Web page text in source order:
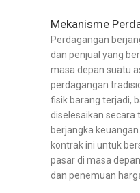
Mekanisme
Perdagangan
dan penjual yang
masa depan suatu
perdagangan
fisik barang terjadi,
diselesaikan secara
berjangka
kontrak ini untuk
pasar di masa
dan penemuan